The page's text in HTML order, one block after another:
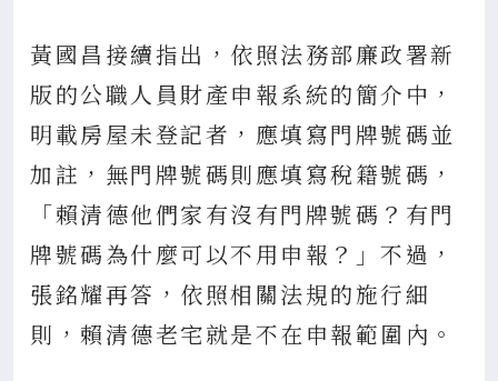
黃國昌接續指出，依照法務部廉政署新
版的公職人員財產申報系統的簡介中，
明載房屋未登記者，應填寫門牌號碼並
加註，無門牌號碼則應填寫稅籍號碼，
「賴清德他們家有沒有門牌號碼？有門
牌號碼為什麼可以不用申報？」不過，
張銘耀再答，依照相關法規的施行細
則，賴清德老宅就是不在申報範圍內。